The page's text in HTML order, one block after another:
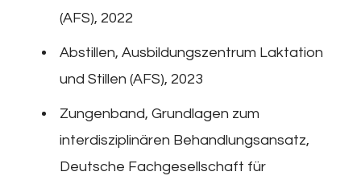
(AFS), 2022
Abstillen, Ausbildungszentrum Laktation
und Stillen (AFS), 2023
Zungenband, Grundlagen zum
interdisziplinären Behandlungsansatz,
Deutsche Fachgesellschaft für